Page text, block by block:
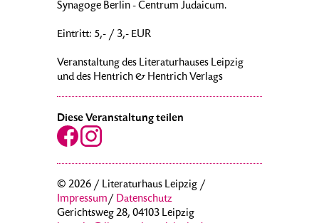
Synagoge Berlin - Centrum Judaicum.
Eintritt: 5,- / 3,- EUR
Veranstaltung des Literaturhauses Leipzig
und des Hentrich & Hentrich Verlags
Diese Veranstaltung teilen
© 2026 / Literaturhaus Leipzig /
Impressum/ Datenschutz
Gerichtsweg 28, 04103 Leipzig